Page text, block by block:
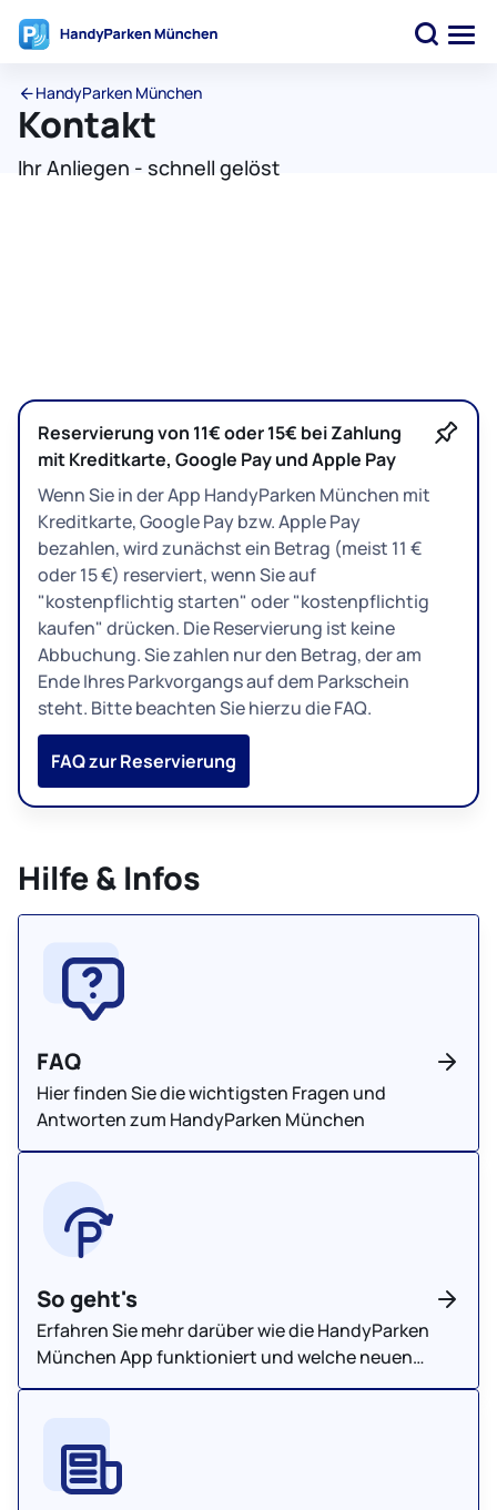
HandyParken München
Kontakt
Ihr Anliegen - schnell gelöst
Reservierung von 11€ oder 15€ bei Zahlung
mit Kreditkarte, Google Pay und Apple Pay
Wenn Sie in der App HandyParken München mit
Kreditkarte, Google Pay bzw. Apple Pay
bezahlen, wird zunächst ein Betrag (meist 11 €
oder 15 €) reserviert, wenn Sie auf
"kostenpflichtig starten" oder "kostenpflichtig
kaufen" drücken. Die Reservierung ist keine
Abbuchung. Sie zahlen nur den Betrag, der am
Ende Ihres Parkvorgangs auf dem Parkschein
steht. Bitte beachten Sie hierzu die FAQ.
FAQ zur Reservierung
Hilfe & Infos
FAQ
Hier finden Sie die wichtigsten Fragen und
Antworten zum HandyParken München
So geht's
Erfahren Sie mehr darüber wie die HandyParken
München App funktioniert und welche neuen
Features es gibt.